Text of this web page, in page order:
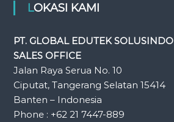
LOKASI KAMI
PT. GLOBAL EDUTEK SOLUSINDO
SALES OFFICE
Jalan Raya Serua No. 10
Ciputat, Tangerang Selatan 15414
Banten – Indonesia
Phone : +62 21 7447-889